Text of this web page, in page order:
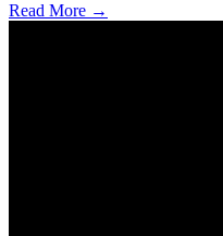
Read More →